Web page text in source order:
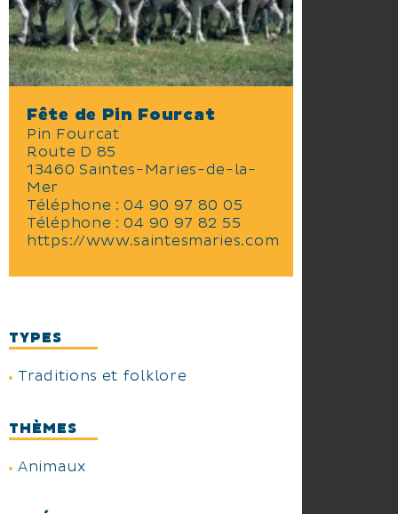
aout)
Fête de Pin Fourcat
Pin Fourcat
Route D 85
13460 Saintes-Maries-de-la-
Mer
Téléphone :04 90 97 80 05
Téléphone :04 90 97 82 55
https://www.saintesmaries.com
TYPES
Traditions et folklore
THÈMES
Animaux